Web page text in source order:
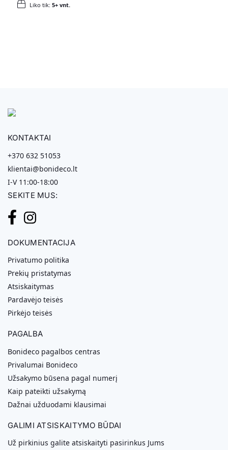
Liko tik: 5+ vnt.
KONTAKTAI
+370 632 51053
klientai@bonideco.lt
I-V 11:00-18:00
SEKITE MUS:
DOKUMENTACIJA
Privatumo politika
Prekių pristatymas
Atsiskaitymas
Pardavėjo teisės
Pirkėjo teisės
PAGALBA
Bonideco pagalbos centras
Privalumai Bonideco
Užsakymo būsena pagal numerį
Kaip pateikti užsakymą
Dažnai užduodami klausimai
GALIMI ATSISKAITYMO BŪDAI
Už pirkinius galite atsiskaityti pasirinkus Jums